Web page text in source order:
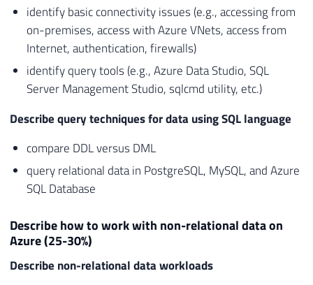
identify basic connectivity issues (e.g., accessing from
on-premises, access with Azure VNets, access from
Internet, authentication, firewalls)
identify query tools (e.g., Azure Data Studio, SQL
Server Management Studio, sqlcmd utility, etc.)
Describe query techniques for data using SQL language
compare DDL versus DML
query relational data in PostgreSQL, MySQL, and Azure
SQL Database
Describe how to work with non-relational data on
Azure (25-30%)
Describe non-relational data workloads